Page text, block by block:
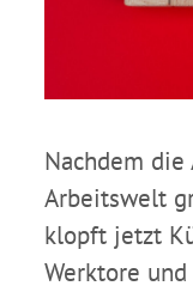
Nachdem
Arbeitswelt
klopft jetzt
Werktore